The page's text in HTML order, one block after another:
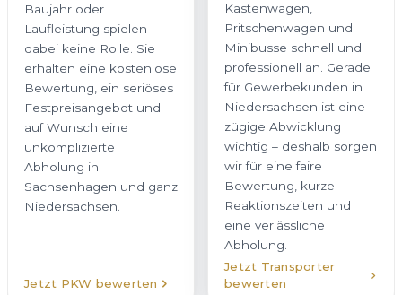
Baujahr oder
Laufleistung spielen
dabei keine Rolle. Sie
erhalten eine kostenlose
Bewertung, ein seriöses
Festpreisangebot und
auf Wunsch eine
unkomplizierte
Abholung in
Sachsenhagen und ganz
Niedersachsen.
Jetzt PKW bewerten
Kastenwagen,
Pritschenwagen und
Minibusse schnell und
professionell an. Gerade
für Gewerbekunden in
Niedersachsen ist eine
zügige Abwicklung
wichtig – deshalb sorgen
wir für eine faire
Bewertung, kurze
Reaktionszeiten und
eine verlässliche
Abholung.
Jetzt Transporter
bewerten